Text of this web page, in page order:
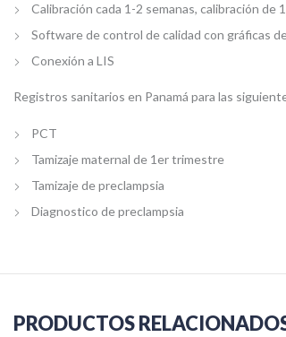
Calibración cada 1-2 semanas, calibración de
Software de control de calidad con gráficas
Conexión a LIS
Registros sanitarios en Panamá para las
PCT
Tamizaje maternal de 1er trimestre
Tamizaje de preclampsia
Diagnostico de preclampsia
PRODUCTOS